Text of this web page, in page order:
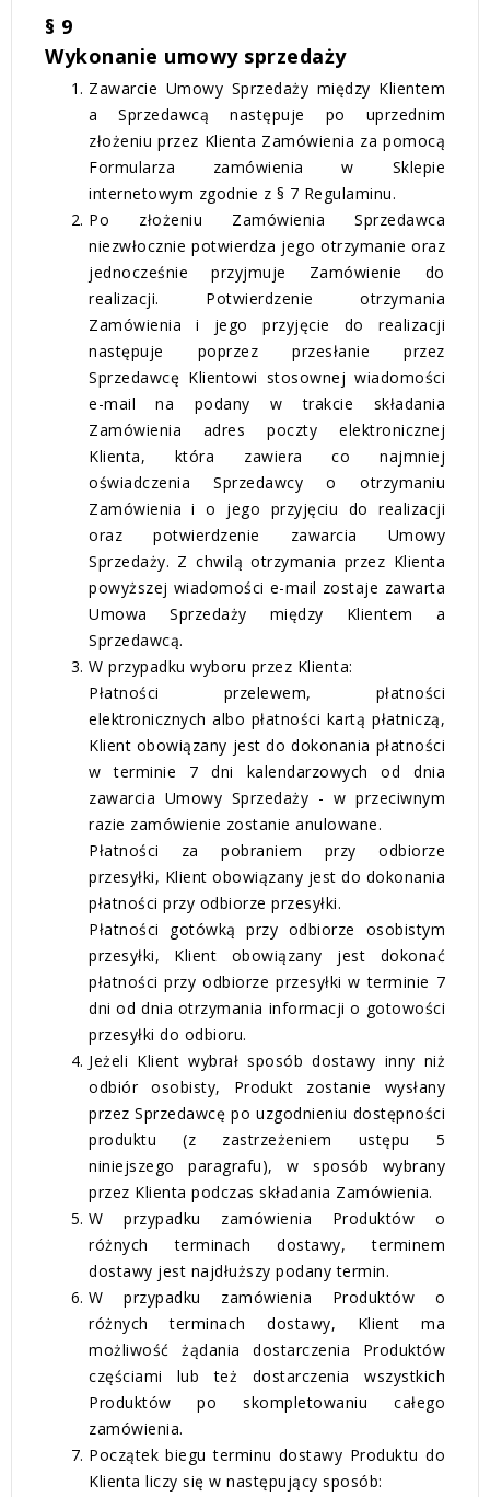
§ 9
Wykonanie umowy sprzedaży
Zawarcie Umowy Sprzedaży między Klientem
a Sprzedawcą następuje po uprzednim
złożeniu przez Klienta Zamówienia za pomocą
Formularza zamówienia w Sklepie
internetowym zgodnie z § 7 Regulaminu.
Po złożeniu Zamówienia Sprzedawca
niezwłocznie potwierdza jego otrzymanie oraz
jednocześnie przyjmuje Zamówienie do
realizacji. Potwierdzenie otrzymania
Zamówienia i jego przyjęcie do realizacji
następuje poprzez przesłanie przez
Sprzedawcę Klientowi stosownej wiadomości
e-mail na podany w trakcie składania
Zamówienia adres poczty elektronicznej
Klienta, która zawiera co najmniej
oświadczenia Sprzedawcy o otrzymaniu
Zamówienia i o jego przyjęciu do realizacji
oraz potwierdzenie zawarcia Umowy
Sprzedaży. Z chwilą otrzymania przez Klienta
powyższej wiadomości e-mail zostaje zawarta
Umowa Sprzedaży między Klientem a
Sprzedawcą.
W przypadku wyboru przez Klienta:
Płatności przelewem, płatności
elektronicznych albo płatności kartą płatniczą,
Klient obowiązany jest do dokonania płatności
w terminie 7 dni kalendarzowych od dnia
zawarcia Umowy Sprzedaży - w przeciwnym
razie zamówienie zostanie anulowane.
Płatności za pobraniem przy odbiorze
przesyłki, Klient obowiązany jest do dokonania
płatności przy odbiorze przesyłki.
Płatności gotówką przy odbiorze osobistym
przesyłki, Klient obowiązany jest dokonać
płatności przy odbiorze przesyłki w terminie 7
dni od dnia otrzymania informacji o gotowości
przesyłki do odbioru.
Jeżeli Klient wybrał sposób dostawy inny niż
odbiór osobisty, Produkt zostanie wysłany
przez Sprzedawcę po uzgodnieniu dostępności
produktu (z zastrzeżeniem ustępu 5
niniejszego paragrafu), w sposób wybrany
przez Klienta podczas składania Zamówienia.
W przypadku zamówienia Produktów o
różnych terminach dostawy, terminem
dostawy jest najdłuższy podany termin.
W przypadku zamówienia Produktów o
różnych terminach dostawy, Klient ma
możliwość żądania dostarczenia Produktów
częściami lub też dostarczenia wszystkich
Produktów po skompletowaniu całego
zamówienia.
Początek biegu terminu dostawy Produktu do
Klienta liczy się w następujący sposób: